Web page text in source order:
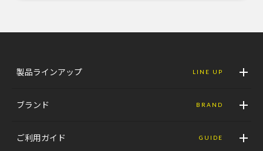
製品ラインアップ LINE UP
ブランド BRAND
ご利用ガイド GUIDE